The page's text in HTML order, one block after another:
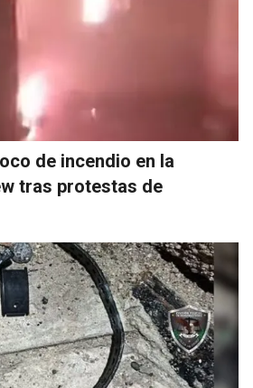
de incendio en la
tras protestas de